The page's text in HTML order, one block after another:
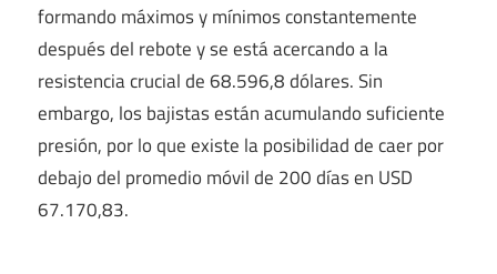
formando máximos y mínimos constantemente
después del rebote y se está acercando a la
resistencia crucial de 68.596,8 dólares. Sin
embargo, los bajistas están acumulando suficiente
presión, por lo que existe la posibilidad de caer por
debajo del promedio móvil de 200 días en USD
67.170,83.